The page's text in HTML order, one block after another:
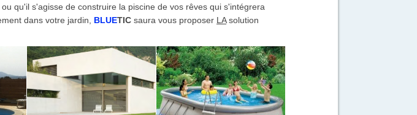
qu'il s'agisse de construire la piscine de vos rêves qui s'intégrera
dans votre jardin, BLUETIC saura vous proposer LAsolution